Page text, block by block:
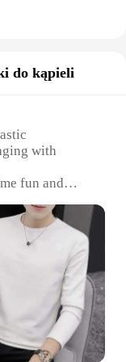
items.
ensures that
or stock
do kąpieli
with
fun and
easy to
children
variety of